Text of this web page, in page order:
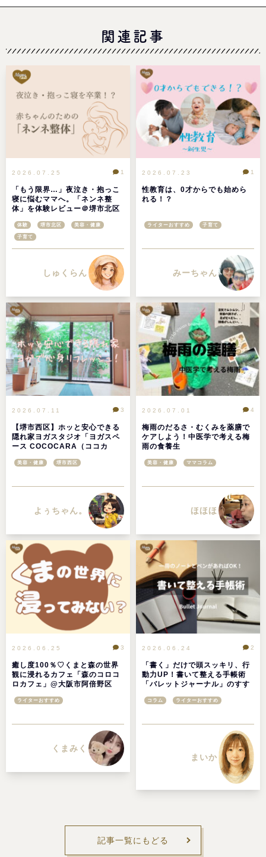
関連記事
2026.07.25
「もう限界…」夜泣き・抱っこ
寝に悩むママへ。「ネンネ整
体」を体験レビュー＠堺市北区
1
体験 堺市北区 美容・健康
子育て
しゅくらん
2026.07.23
性教育は、0才からでも始めら
れる！？
1
ライターおすすめ 子育て
みーちゃん
2026.07.11
【堺市西区】ホッと安心できる
隠れ家ヨガスタジオ「ヨガスペ
ース COCOCARA（ココカ
ュ！
3
美容・健康 堺市西区
よぅちゃん。
2026.07.01
梅雨のだるさ・むくみを薬膳で
ケアしよう！中医学で考える梅
雨の食養生
4
美容・健康 ママコラム
ほほほ
2026.06.25
癒し度100％♡くまと森の世界
観に浸れるカフェ「森のコロコ
ロカフェ」@大阪市阿倍野区
3
ライターおすすめ
くまみく
2026.06.24
「書く」だけで頭スッキリ、行
動力UP！書いて整える手帳術
「バレットジャーナル」のすす
2
コラム ライターおすすめ
まいか
記事一覧にもどる